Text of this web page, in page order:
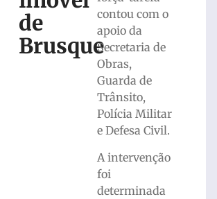
de
Brusque
contou com o
apoio da
Secretaria de
Obras,
Guarda de
Trânsito,
Polícia Militar
e Defesa Civil.
A intervenção
foi
determinada